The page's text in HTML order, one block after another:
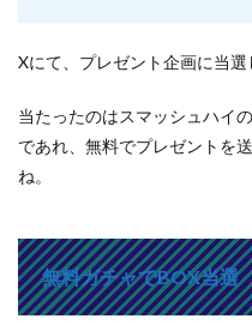
Xにて、プレゼント企画に当選
当たったのはスマッシュハイ
であれ、無料でプレゼントを
ね。
無料ガチャでBOX当選